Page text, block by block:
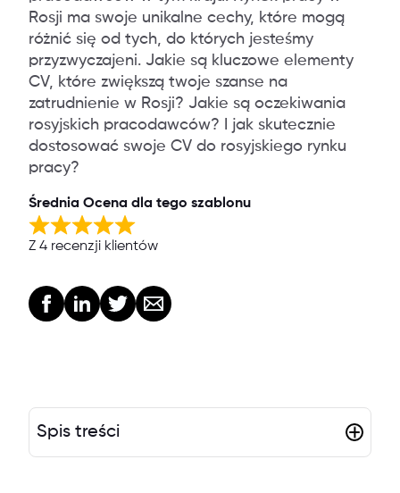
Rosji ma swoje unikalne cechy, które mogą
różnić się od tych, do których jesteśmy
przyzwyczajeni. Jakie są kluczowe elementy
CV, które zwiększą twoje szanse na
zatrudnienie w Rosji? Jakie są oczekiwania
rosyjskich pracodawców? I jak skutecznie
dostosować swoje CV do rosyjskiego rynku
pracy?
Średnia Ocena dla tego szablonu
Z 4 recenzji klientów
Spis treści